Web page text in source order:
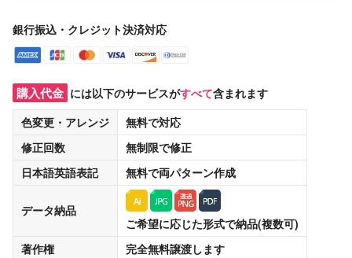
銀行振込・クレジット決済対応
購入代金 には以下のサービスがすべて含まれます
色変更・アレンジ
無料で対応
修正回数
無制限で修正
日本語英語表記
無料で両パターン作成
データ納品
ご希望に応じた形式で納品(複数可)
著作権
完全無料譲渡します